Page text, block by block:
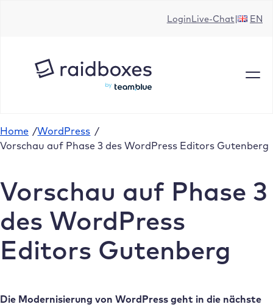
LoginLive-Chat EN
Home /WordPress /
Vorschau auf Phase 3 des WordPress Editors Gutenberg
Vorschau auf Phase 3
des WordPress
Editors Gutenberg
Die Modernisierung von WordPress geht in die nächste